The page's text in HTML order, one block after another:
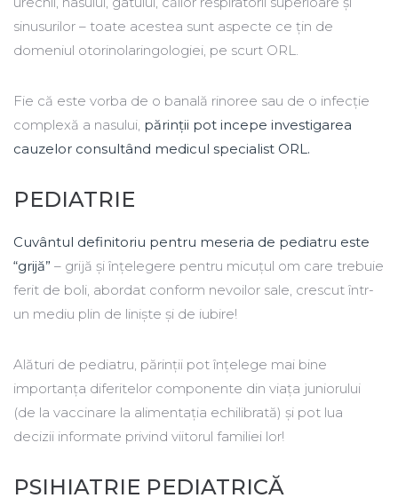
sinusurilor – toate acestea sunt aspecte ce țin de
domeniul otorinolaringologiei, pe scurt ORL.
Fie că este vorba de o banală rinoree sau de o infecție
complexă a nasului, părinții pot incepe investigarea
cauzelor consultând medicul specialist ORL.
PEDIATRIE
Cuvântul definitoriu pentru meseria de pediatru este
“grijă” – grijă și înțelegere pentru micuțul om care trebuie
ferit de boli, abordat conform nevoilor sale, crescut într-
un mediu plin de liniște și de iubire!
Alături de pediatru, părinții pot înțelege mai bine
importanța diferitelor componente din viața juniorului
(de la vaccinare la alimentația echilibrată) și pot lua
decizii informate privind viitorul familiei lor!
PSIHIATRIE PEDIATRICĂ